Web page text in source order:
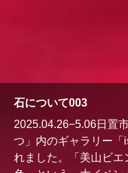
石について003
2025.04.26−5.06日置
つ」内のギャラリー「
れました。「美山ビ